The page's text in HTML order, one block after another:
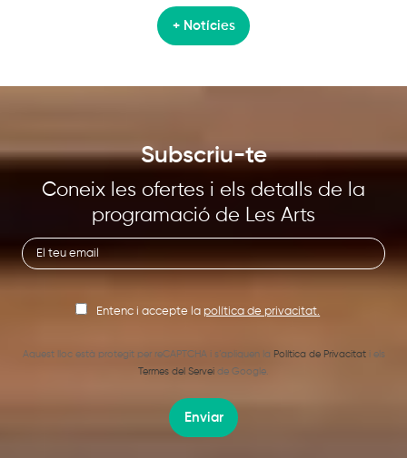
+ Notícies
Subscriu-te
Coneix les ofertes i els detalls de la
programació de Les Arts
Entenc i accepte la política de privacitat.
Aquest lloc està protegit per reCAPTCHA i s’apliquen la Política de Privacitati els
Termes del Servei de Google.
Enviar